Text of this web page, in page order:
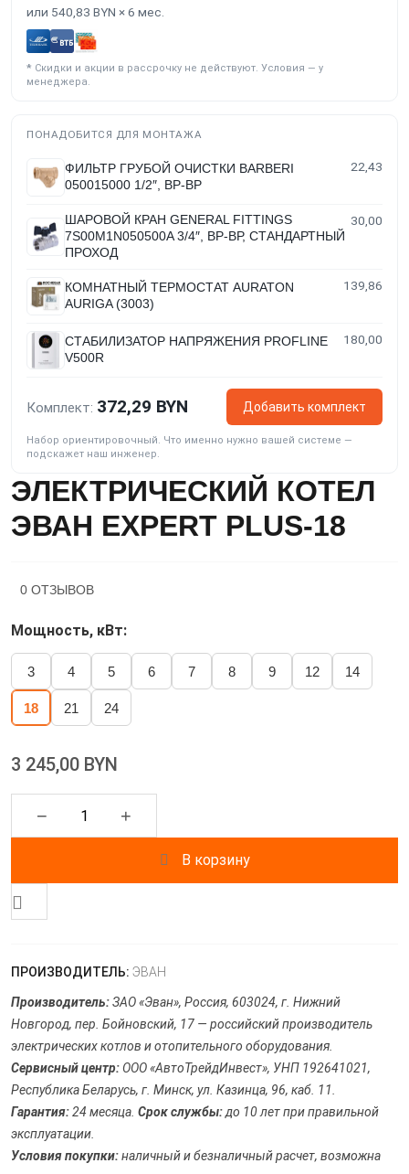
или 540,83 BYN × 6 мес.
* Скидки и акции в рассрочку не действуют. Условия — у
менеджера.
ПОНАДОБИТСЯ ДЛЯ МОНТАЖА
ФИЛЬТР ГРУБОЙ ОЧИСТКИ BARBERI
050015000 1/2″, ВР-ВР
22,43
ШАРОВОЙ КРАН GENERAL FITTINGS
7S00M1N050500A 3/4″, ВР-ВР, СТАНДАРТНЫЙ
ПРОХОД
30,00
КОМНАТНЫЙ ТЕРМОСТАТ AURATON
AURIGA (3003)
139,86
СТАБИЛИЗАТОР НАПРЯЖЕНИЯ PROFLINE
V500R
180,00
Комплект: 372,29 BYN Добавить комплект
Набор ориентировочный. Что именно нужно вашей системе —
подскажет наш инженер.
ЭЛЕКТРИЧЕСКИЙ КОТЕЛ
ЭВАН EXPERT PLUS-18
0 ОТЗЫВОВ
Мощность, кВт:
3 4 5 6 7 8 9 12 14
18 21 24
3 245,00 BYN
− +
В корзину
ПРОИЗВОДИТЕЛЬ: ЭВАН
Производитель:ЗАО «Эван», Россия, 603024, г. Нижний
Новгород, пер. Бойновский, 17 — российский производитель
электрических котлов и отопительного оборудования.
Сервисный центр:ООО «АвтоТрейдИнвест», УНП 192641021,
Республика Беларусь, г. Минск, ул. Казинца, 96, каб. 11.
Гарантия:24 месяца. Срок службы:до 10 лет при правильной
эксплуатации.
Условия покупки:наличный и безналичный расчет, возможна